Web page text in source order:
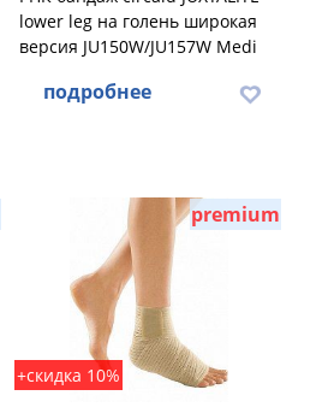
lower leg на голень широкая
версия JU150W/JU157W Medi
подробнее
premium
+скидка 10%